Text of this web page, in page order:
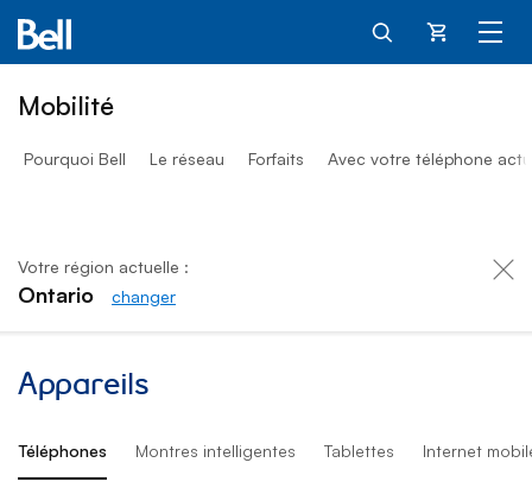
Panier
Mobilité
Pourquoi Bell Le réseau Forfaits Avec votre téléphone
Votre région actuelle :
Ontario changer
Téléphones, montres,
Appareils
Téléphones Montres intelligentes Tablettes Internet